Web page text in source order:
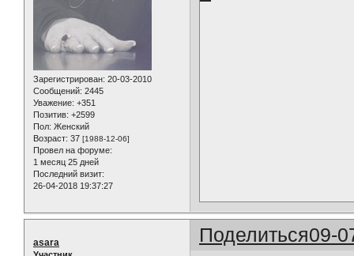
Зарегистрирован: 20-03-2010
Сообщений: 2445
Уважение: +351
Позитив: +2599
Пол: Женский
Возраст: 37 [1988-12-06]
Провел на форуме:
1 месяц 25 дней
Последний визит:
26-04-2018 19:37:27
Поделиться09-
asara